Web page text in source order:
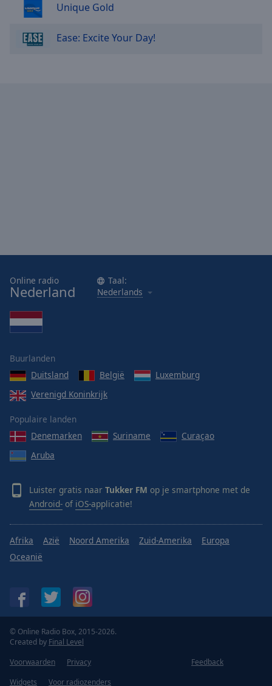
Unique Gold
Ease: Excite Your Day!
Online radio
Nederland
Taal:
Nederlands
Buurlanden
Duitsland
België
Luxemburg
Verenigd Koninkrijk
Populaire landen
Denemarken
Suriname
Curaçao
Aruba
Luister gratis naar Tukker FM op je smartphone met de
Android- of iOS-applicatie!
Afrika Azië Noord Amerika Zuid-Amerika
Europa
Oceanië
© Online Radio Box, 2015-2026.
Created by Final Level
Voorwaarden
Privacy
Feedback
Widgets
Voor radiozenders